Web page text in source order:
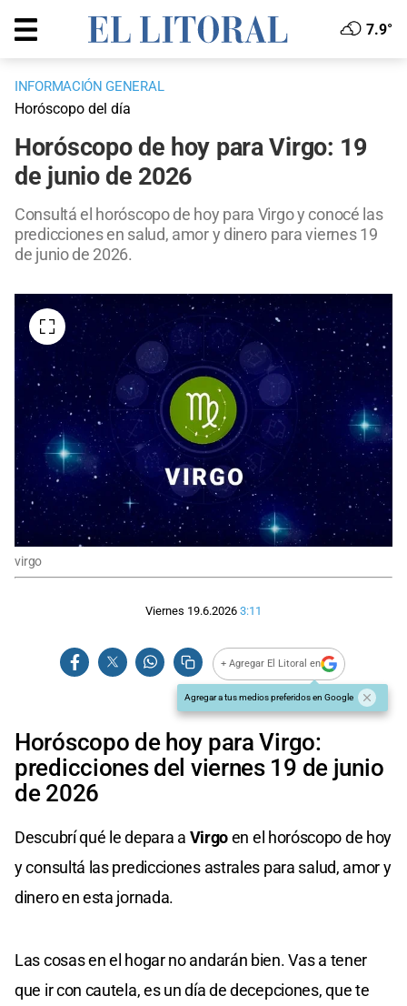
7.9°
INFORMACIÓN GENERAL
Horóscopo del día
Horóscopo de hoy para Virgo: 19
de junio de 2026
Consultá el horóscopo de hoy para Virgo y conocé las
predicciones en salud, amor y dinero para viernes 19
de junio de 2026.
virgo
Viernes 19.6.2026 3:11
+ Agregar El Litoral en
Agregar a tus medios preferidos en Google
Horóscopo de hoy para Virgo:
predicciones del viernes 19 de junio
de 2026
Descubrí qué le depara a Virgoen el horóscopo de hoy
y consultá las predicciones astrales para salud, amor y
dinero en esta jornada.
Las cosas en el hogar no andarán bien. Vas a tener
que ir con cautela, es un día de decepciones, que te